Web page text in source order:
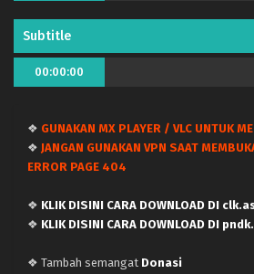
Subtitle
00:00:00
❖ GUNAKAN MX PLAYER / VLC UNTUK
❖ JANGAN GUNAKAN VPN SAAT
ERROR PAGE 404
❖ KLIK DISINI CARA DOWNLOAD DI
❖ KLIK DISINI CARA DOWNLOAD DI
❖ Tambah semangat Donasi